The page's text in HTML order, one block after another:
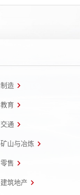
制造
教育
交通
矿山与冶炼
零售
建筑地产